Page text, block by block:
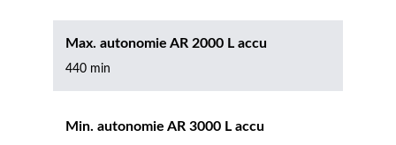
Max. autonomie AR 2000 L accu
440 min
Min. autonomie AR 3000 L accu